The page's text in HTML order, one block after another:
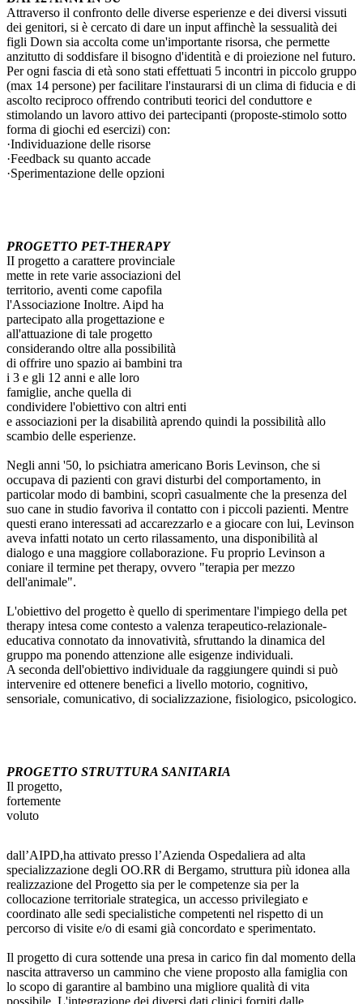
Attraverso il confronto delle diverse esperienze e dei diversi vissuti
dei genitori, si è cercato di dare un input affinchè la sessualità dei
figli Down sia accolta come un'importante risorsa, che permette
anzitutto di soddisfare il bisogno d'identità e di proiezione nel futuro.
Per ogni fascia di età sono stati effettuati 5 incontri in piccolo gruppo
(max 14 persone) per facilitare l'instaurarsi di un clima di fiducia e di
ascolto reciproco offrendo contributi teorici del conduttore e
stimolando un lavoro attivo dei partecipanti (proposte-stimolo sotto
forma di giochi ed esercizi) con:
·Individuazione delle risorse
·Feedback su quanto accade
·Sperimentazione delle opzioni
PROGETTO PET-THERAPY
II progetto a carattere provinciale
mette in rete varie associazioni del
territorio, aventi come capofila
l'Associazione Inoltre. Aipd ha
partecipato alla progettazione e
all'attuazione di tale progetto
considerando oltre alla possibilità
di offrire uno spazio ai bambini tra
i 3 e gli 12 anni e alle loro
famiglie, anche quella di
condividere l'obiettivo con altri enti
e associazioni per la disabilità aprendo quindi la possibilità allo
scambio delle esperienze.
Negli anni '50, lo psichiatra americano Boris Levinson, che si
occupava di pazienti con gravi disturbi del comportamento, in
particolar modo di bambini, scoprì casualmente che la presenza del
suo cane in studio favoriva il contatto con i piccoli pazienti. Mentre
questi erano interessati ad accarezzarlo e a giocare con lui, Levinson
aveva infatti notato un certo rilassamento, una disponibilità al
dialogo e una maggiore collaborazione. Fu proprio Levinson a
coniare il termine pet therapy, ovvero "terapia per mezzo
dell'animale".
L'obiettivo del progetto è quello di sperimentare l'impiego della pet
therapy intesa come contesto a valenza terapeutico-relazionale-
educativa connotato da innovatività, sfruttando la dinamica del
gruppo ma ponendo attenzione alle esigenze individuali.
A seconda dell'obiettivo individuale da raggiungere quindi si può
intervenire ed ottenere benefici a livello motorio, cognitivo,
sensoriale, comunicativo, di socializzazione, fisiologico, psicologico.
PROGETTO STRUTTURA SANITARIA
Il progetto,
fortemente
voluto
dall’AIPD,ha attivato presso l’Azienda Ospedaliera ad alta
specializzazione degli OO.RR di Bergamo, struttura più idonea alla
realizzazione del Progetto sia per le competenze sia per la
collocazione territoriale strategica, un accesso privilegiato e
coordinato alle sedi specialistiche competenti nel rispetto di un
percorso di visite e/o di esami già concordato e sperimentato.
Il progetto di cura sottende una presa in carico fin dal momento della
nascita attraverso un cammino che viene proposto alla famiglia con
lo scopo di garantire al bambino una migliore qualità di vita
possibile. L'integrazione dei diversi dati clinici forniti dalle